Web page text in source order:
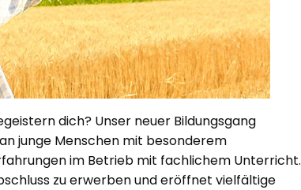
dich? Unser neuer Bildungsgang
junge Menschen mit besonderem
im Betrieb mit fachlichem Unterricht.
zu erwerben und eröffnet vielfältige